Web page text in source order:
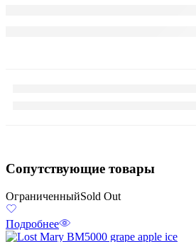
Сопутствующие товары
ОграниченныйSold Out
Подробнее